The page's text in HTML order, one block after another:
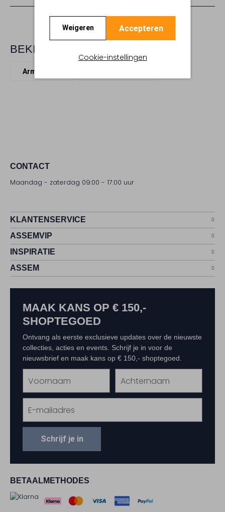
Weigeren Accepteren
Cookie-instellingen
BEKIJK MEER
Armbanden
CONTACT
Maandag - zaterdag 09:00 - 17:00 uur
KLANTENSERVICE
ASSEMVIP
INSPIRATIE
ASSEM
BETAALMETHODES
MAAK KANS OP € 150,-
SHOPTEGOED
Ontvang als eerste exclusieve updates over de nieuwste
collecties, acties en events. Schrijf je in voor de
nieuwsbrief en maak kans op € 150,- shoptegoed.
Schrijf je in